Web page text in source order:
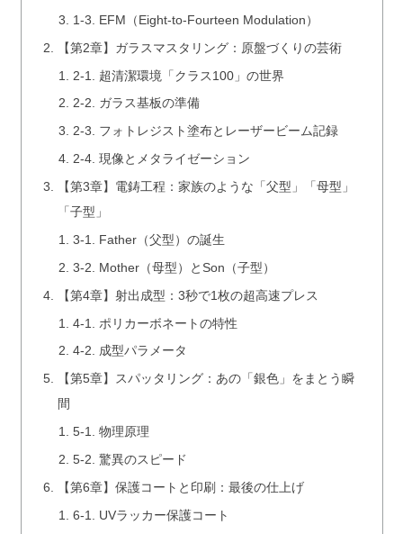
1-3. EFM（Eight-to-Fourteen Modulation）
【第2章】ガラスマスタリング：原盤づくりの芸術
2-1. 超清潔環境「クラス100」の世界
2-2. ガラス基板の準備
2-3. フォトレジスト塗布とレーザービーム記録
2-4. 現像とメタライゼーション
【第3章】電鋳工程：家族のような「父型」「母型」
「子型」
3-1. Father（父型）の誕生
3-2. Mother（母型）とSon（子型）
【第4章】射出成型：3秒で1枚の超高速プレス
4-1. ポリカーボネートの特性
4-2. 成型パラメータ
【第5章】スパッタリング：あの「銀色」をまとう瞬
間
5-1. 物理原理
5-2. 驚異のスピード
【第6章】保護コートと印刷：最後の仕上げ
6-1. UVラッカー保護コート